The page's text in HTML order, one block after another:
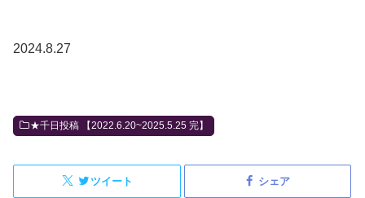
2024.8.27
★千日投稿 【2022.6.20~2025.5.25 完】
ツイート シェア